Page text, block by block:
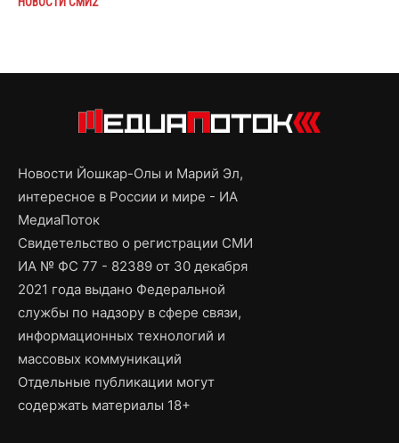
Новости Йошкар-Олы и Марий Эл,
интересное в России и мире - ИА
МедиаПоток
Свидетельство о регистрации СМИ
ИА № ФС 77 - 82389 от 30 декабря
2021 года выдано Федеральной
службы по надзору в сфере связи,
информационных технологий и
массовых коммуникаций
Отдельные публикации могут
содержать материалы 18+